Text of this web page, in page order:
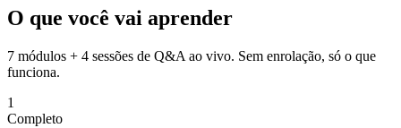
O que você vai aprender
7 módulos + 4 sessões de Q&A ao vivo. Sem enrolação, só o que
funciona.
1
Completo